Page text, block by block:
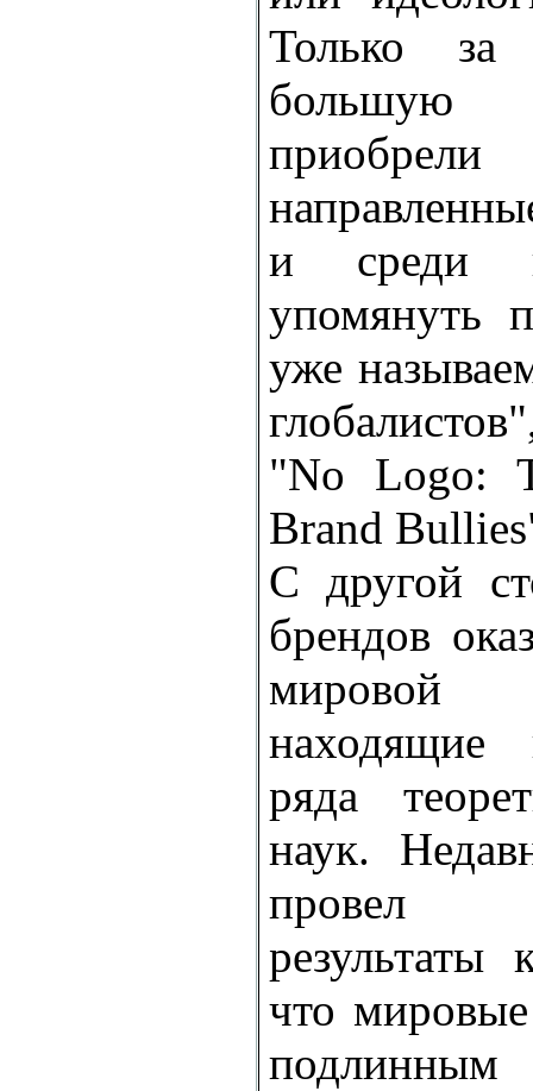
Только за
большую
и среди
упомянуть
уже
"No Logo:
Brand
С другой
брендов
находящие
ряда
наук.
провел
результаты
что
подлинным